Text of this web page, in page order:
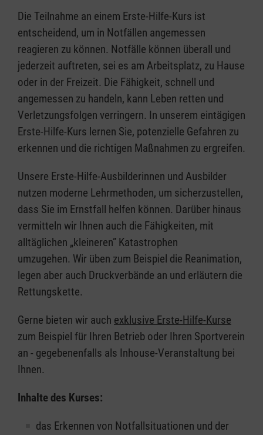
Die Teilnahme an einem Erste-Hilfe-Kurs ist
entscheidend, um in Notfällen angemessen
reagieren zu können. Notfälle können überall und
jederzeit auftreten, sei es am Arbeitsplatz, zu Hause
oder in der Freizeit. Die Fähigkeit, schnell und
angemessen zu handeln, kann Leben retten und
Verletzungsfolgen verringern. In unserem eintägigen
Erste-Hilfe-Kurs lernen Sie, potenzielle Gefahren zu
erkennen und die richtigen Maßnahmen zu ergreifen.
Unsere Erste-Hilfe-Ausbilderinnen und Ausbilder
nutzen moderne Lehrmethoden, um sicherzustellen,
dass Sie im Ernstfall helfen können. Darüber hinaus
vermitteln wir Ihnen auch die Fähigkeiten, mit
alltäglichen „kleineren” Katastrophen
umzugehen. Wir üben zum Beispiel die Reanimation,
legen aber auch Druckverbände an und erläutern die
Rettungskette.
Gerne bieten wir auch exklusive Erste-Hilfe-Kurse
zum Beispiel für Ihren Betrieb oder Ihren Sportverein
an - gegebenenfalls als Inhouse-Veranstaltung bei
Ihnen.
Inhalte des Kurses:
das Erkennen von Notfallsituationen und der